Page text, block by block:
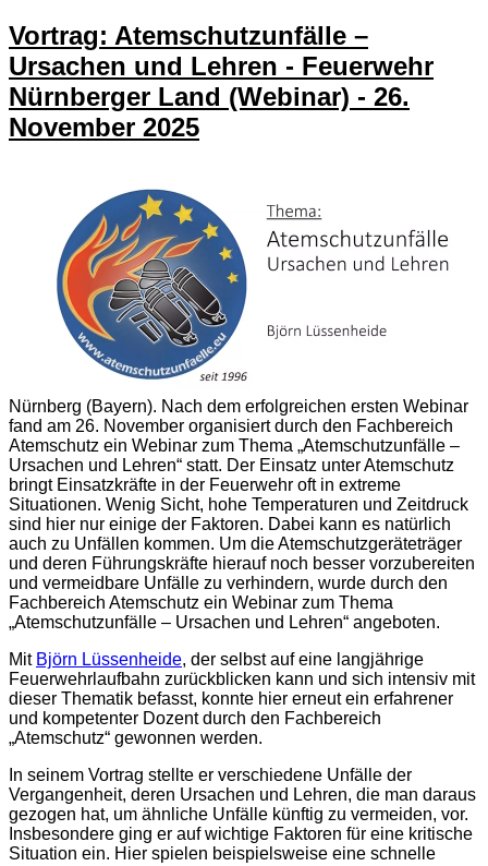
Vortrag: Atemschutzunfälle –
Ursachen und Lehren - Feuerwehr
Nürnberger Land (Webinar) - 26.
November 2025
Nürnberg (Bayern). Nach dem erfolgreichen ersten Webinar
fand am 26. November organisiert durch den Fachbereich
Atemschutz ein Webinar zum Thema „Atemschutzunfälle –
Ursachen und Lehren“ statt. Der Einsatz unter Atemschutz
bringt Einsatzkräfte in der Feuerwehr oft in extreme
Situationen. Wenig Sicht, hohe Temperaturen und Zeitdruck
sind hier nur einige der Faktoren. Dabei kann es natürlich
auch zu Unfällen kommen. Um die Atemschutzgeräteträger
und deren Führungskräfte hierauf noch besser vorzubereiten
und vermeidbare Unfälle zu verhindern, wurde durch den
Fachbereich Atemschutz ein Webinar zum Thema
„Atemschutzunfälle – Ursachen und Lehren“ angeboten.
Mit Björn Lüssenheide, der selbst auf eine langjährige
Feuerwehrlaufbahn zurückblicken kann und sich intensiv mit
dieser Thematik befasst, konnte hier erneut ein erfahrener
und kompetenter Dozent durch den Fachbereich
„Atemschutz“ gewonnen werden.
In seinem Vortrag stellte er verschiedene Unfälle der
Vergangenheit, deren Ursachen und Lehren, die man daraus
gezogen hat, um ähnliche Unfälle künftig zu vermeiden, vor.
Insbesondere ging er auf wichtige Faktoren für eine kritische
Situation ein. Hier spielen beispielsweise eine schnelle